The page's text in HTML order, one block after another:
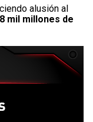
alusión al
mil millones de